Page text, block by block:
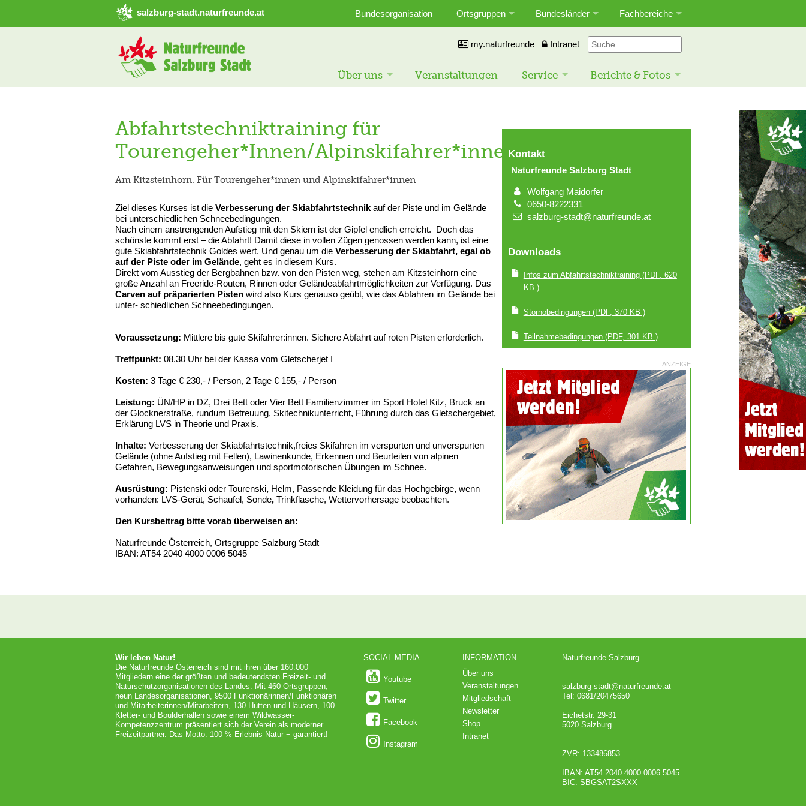
➜ Hauptregion der Seite anspringen
salzburg-stadt.naturfreunde.at Bundesorganisation Ortsgruppen Bundesländer Fachbereiche
my.naturfreunde Intranet
Über uns Veranstaltungen Service Berichte & Fotos
Abfahrtstechniktraining für
Tourengeher*Innen/Alpinskifahrer*innen
Am Kitzsteinhorn. Für Tourengeher*innen und Alpinskifahrer*innen
Ziel dieses Kurses ist die Verbesserung der Skiabfahrtstechnik auf der Piste und im Gelände
bei unterschiedlichen Schneebedingungen.
Nach einem anstrengenden Aufstieg mit den Skiern ist der Gipfel endlich erreicht. Doch das
schönste kommt erst – die Abfahrt! Damit diese in vollen Zügen genossen werden kann, ist eine
gute Skiabfahrtstechnik Goldes wert. Und genau um die Verbesserung der Skiabfahrt, egal ob
auf der Piste oder im Gelände, geht es in diesem Kurs.
Direkt vom Ausstieg der Bergbahnen bzw. von den Pisten weg, stehen am Kitzsteinhorn eine
große Anzahl an Freeride-Routen, Rinnen oder Geländeabfahrtmöglichkeiten zur Verfügung. Das
Carven auf präparierten Pisten wird also Kurs genauso geübt, wie das Abfahren im Gelände bei
unter- schiedlichen Schneebedingungen.
Voraussetzung: Mittlere bis gute Skifahrer:innen. Sichere Abfahrt auf roten Pisten erforderlich.
Treffpunkt: 08.30 Uhr bei der Kassa vom Gletscherjet I
Kosten: 3 Tage € 230,- / Person, 2 Tage € 155,- / Person
Leistung: ÜN/HP in DZ, Drei Bett oder Vier Bett Familienzimmer im Sport Hotel Kitz, Bruck an
der Glocknerstraße, rundum Betreuung, Skitechnikunterricht, Führung durch das Gletschergebiet,
Erklärung LVS in Theorie und Praxis.
Inhalte: Verbesserung der Skiabfahrtstechnik,freies Skifahren im verspurten und unverspurten
Gelände (ohne Aufstieg mit Fellen), Lawinenkunde, Erkennen und Beurteilen von alpinen
Gefahren, Bewegungsanweisungen und sportmotorischen Übungen im Schnee.
Ausrüstung: Pistenski oder Tourenski, Helm, Passende Kleidung für das Hochgebirge, wenn
vorhanden: LVS-Gerät, Schaufel, Sonde, Trinkflasche, Wettervorhersage beobachten.
Den Kursbeitrag bitte vorab überweisen an:
Naturfreunde Österreich, Ortsgruppe Salzburg Stadt
IBAN: AT54 2040 4000 0006 5045
Kontakt
Naturfreunde Salzburg Stadt
Wolfgang Maidorfer
0650-8222331
salzburg-stadt@naturfreunde.at
Downloads
Infos zum Abfahrtstechniktraining(PDF, 620
KB )
Stornobedingungen(PDF, 370 KB )
Teilnahmebedingungen(PDF, 301 KB )
ANZEIGE
Wir leben Natur!
Die Naturfreunde Österreich sind mit ihren über 160.000
Mitgliedern eine der größten und bedeutendsten Freizeit- und
Naturschutzorganisationen des Landes. Mit 460 Ortsgruppen,
neun Landesorganisationen, 9500 Funktionärinnen/Funktionären
und Mitarbeiterinnen/Mitarbeitern, 130 Hütten und Häusern, 100
Kletter- und Boulderhallen sowie einem Wildwasser-
Kompetenzzentrum präsentiert sich der Verein als moderner
Freizeitpartner. Das Motto: 100 % Erlebnis Natur − garantiert!
SOCIAL MEDIA
Youtube
Twitter
Facebook
Instagram
INFORMATION
Über uns
Veranstaltungen
Mitgliedschaft
Newsletter
Shop
Intranet
Naturfreunde Salzburg
salzburg-stadt@naturfreunde.at
Tel: 0681/20475650
Eichetstr. 29-31
5020 Salzburg
ZVR: 133486853
IBAN: AT54 2040 4000 0006 5045
BIC: SBGSAT2SXXX